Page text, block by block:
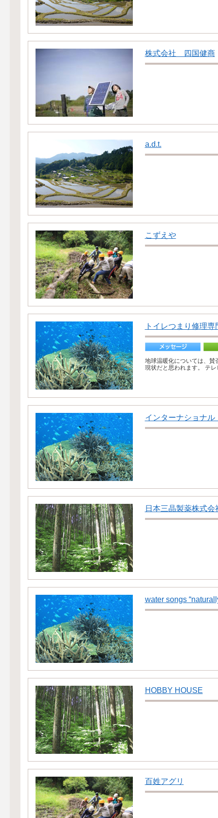
株式会社 四国健商
a.d.t.
こずえや
トイレつまり修理
地球温暖化については、賛
現状だと思われます。 テ
インターナショナ
日本三晶製薬株式会
water songs
HOBBY HOUSE
百姓アグリ